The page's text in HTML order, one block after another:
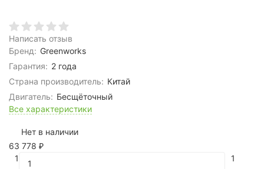
Написать отзыв
Бренд: Greenworks
Гарантия: 2 года
Страна производитель: Китай
Двигатель: Бесщёточный
Все характеристики
Нет в наличии
63 778 ₽
1 1